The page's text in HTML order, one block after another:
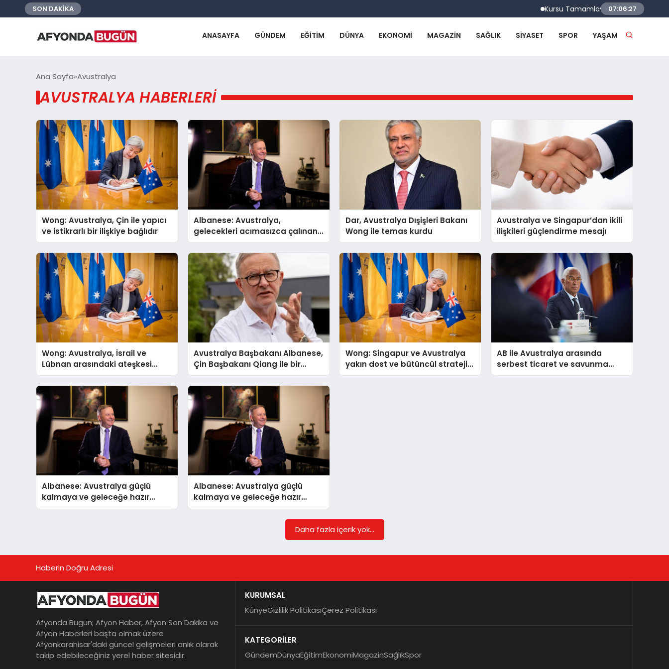
SON DAKİKA Kursu Tamamlayan Sürücülere
07:06:27
ANASAYFA GÜNDEM EĞITIM DÜNYA EKONOMI MAGAZIN SAĞLIK SIYASET SPOR YAŞAM
Ana Sayfa Avustralya
AVUSTRALYA HABERLERI
Wong: Avustralya, Çin ile yapıcı
ve istikrarlı bir ilişkiye bağlıdır
Albanese: Avustralya,
gelecekleri acımasızca çalınan
35 kişiyi anmak için duruyor
Dar, Avustralya Dışişleri Bakanı
Wong ile temas kurdu
Avustralya ve Singapur’dan ikili
ilişkileri güçlendirme mesajı
Wong: Avustralya, İsrail ve
Lübnan arasındaki ateşkesi
memnuniyetle karşılıyor
Avustralya Başbakanı Albanese,
Çin Başbakanı Qiang ile bir
araya geldi
Wong: Singapur ve Avustralya
yakın dost ve bütüncül stratejik
ortaklardır
AB ile Avustralya arasında
serbest ticaret ve savunma
ortaklığı
Albanese: Avustralya güçlü
kalmaya ve geleceğe hazır
olmaya kesintisiz ilerliyor
Albanese: Avustralya güçlü
kalmaya ve geleceğe hazır
olmaya kesintisiz ilerliyor
Daha fazla içerik yok...
Haberin Doğru Adresi
Afyonda Bugün; Afyon Haber, Afyon Son Dakika ve
Afyon Haberleri başta olmak üzere
Afyonkarahisar'daki güncel gelişmeleri anlık olarak
takip edebileceğiniz yerel haber sitesidir.
KURUMSAL
KünyeGizlilik PolitikasıÇerez Politikası
KATEGORİLER
GündemDünyaEğitimEkonomiMagazinSağlıkSpor